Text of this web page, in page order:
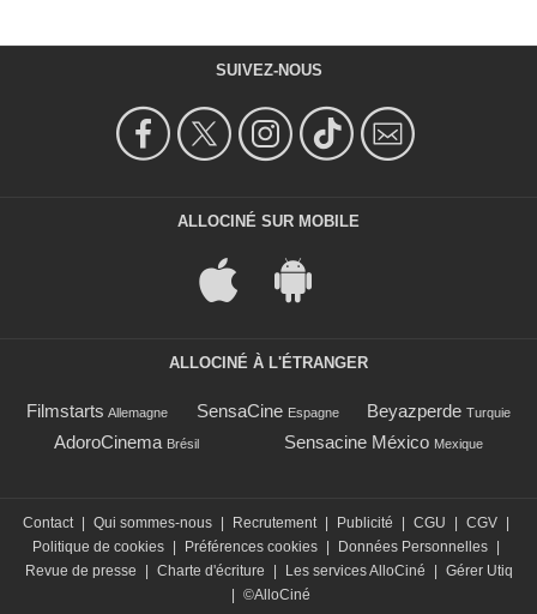
SUIVEZ-NOUS
ALLOCINÉ SUR MOBILE
ALLOCINÉ À L'ÉTRANGER
Filmstarts Allemagne SensaCine Espagne Beyazperde Turquie
AdoroCinema Brésil Sensacine México Mexique
Contact Qui sommes-nous Recrutement Publicité CGU CGV
Politique de cookies
Préférences cookies Données Personnelles
Revue de presse
Charte d'écriture Les services AlloCiné
Gérer Utiq
©AlloCiné